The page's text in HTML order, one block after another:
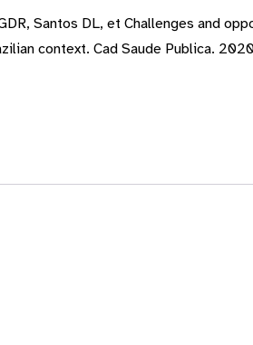
Santos DL, et Challenges and
context. Cad Saude Publica.